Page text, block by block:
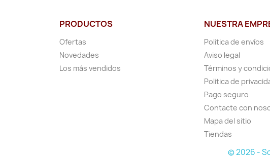
PRODUCTOS
Ofertas
Novedades
Los más vendidos
NUESTRA
Politica de envíos
Aviso legal
Términos y
Politica de
Pago seguro
Contacte con
Mapa del sitio
Tiendas
© 2026 -